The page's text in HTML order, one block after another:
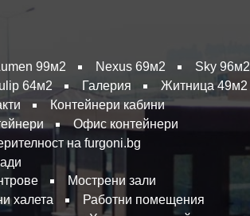
99м2 Nexus 69м2
Sky 96м2
64м2 Галерия
Житница 49м2
Контейнери кабини
Офис контейнери
на furgoni.bg
Мострени зали
халета
Работни помещения